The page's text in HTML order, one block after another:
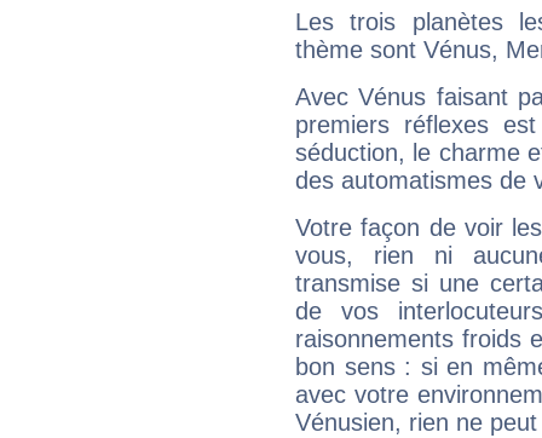
Les trois planètes
thème sont Vénus,
Avec Vénus faisant
premiers réflexes
séduction, le charme
des automatismes de
Votre façon de voir
vous, rien ni
transmise si une
de vos
raisonnements froids
bon sens : si en
avec votre
Vénusien, rien ne